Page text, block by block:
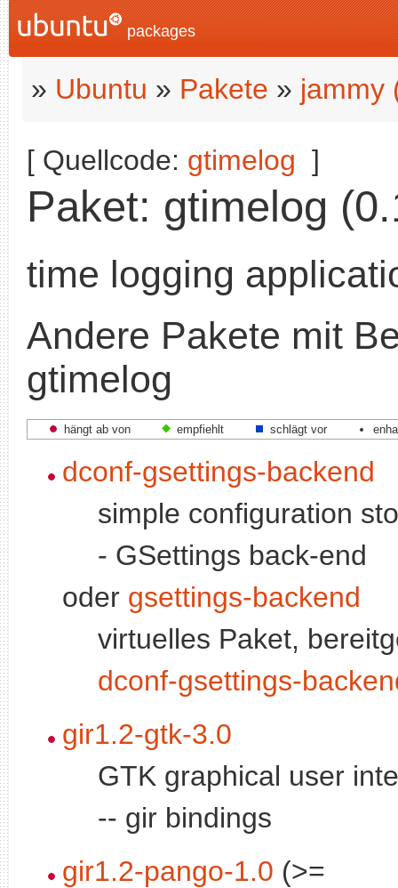
packages
» Ubuntu » Pakete » jammy
[ Quellcode: gtimelog ]
Paket: gtimelog
time logging
Andere Pakete mit
gtimelog
hängt ab von empfiehlt schlägt vor
dconf-gsettings-backend
simple configuration
- GSettings back-end
oder gsettings-backend
virtuelles Paket,
dconf-gsettings-
gir1.2-gtk-3.0
GTK graphical user
-- gir bindings
gir1.2-pango-1.0 (>=